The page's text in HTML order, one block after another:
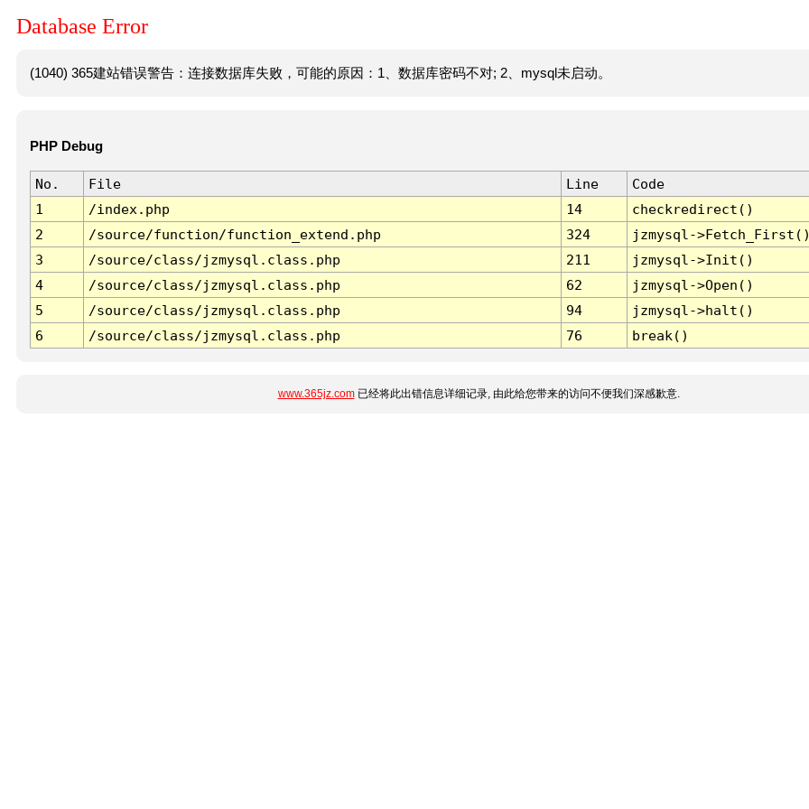
Database Error
(1040) 365建站错误警告：连接数据库失败，可能的原因：1、数据库密码不对; 2、mysql未启动。
PHP Debug
No. File Line
Code
1
/index.php 14
checkredirect()
2
/source/function/function_extend.php 324
jzmysql-
3
/source/class/jzmysql.class.php 211
jzmysql->Init()
4
/source/class/jzmysql.class.php 62
jzmysql->Open()
5
/source/class/jzmysql.class.php 94
jzmysql->halt()
6
/source/class/jzmysql.class.php 76 break()
www.365jz.com已经将此出错信息详细记录, 由此给您带来的访问不便我们深感歉意.